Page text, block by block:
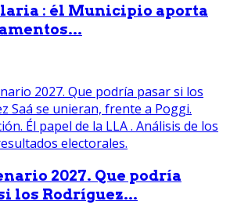
: él Municipio aporta
2027. Que podría
los Rodríguez...